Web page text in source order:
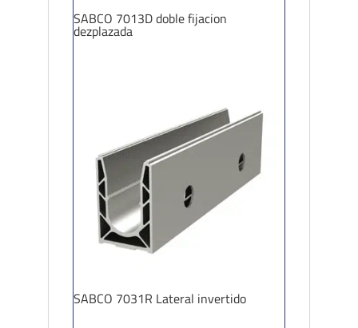
SABCO 7013D doble fijacion
dezplazada
SABCO 7031R Lateral invertido